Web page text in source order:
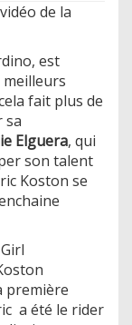
de la
est
meilleurs
fait plus de
sa
Elguera, qui
son talent
Koston se
première
a été le rider